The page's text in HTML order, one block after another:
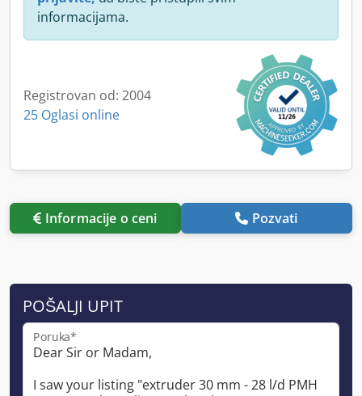
informacijama.
Registrovan od: 2004
25 Oglasi online
Informacije o ceni Pozvati
POŠALJI UPIT
Poruka*